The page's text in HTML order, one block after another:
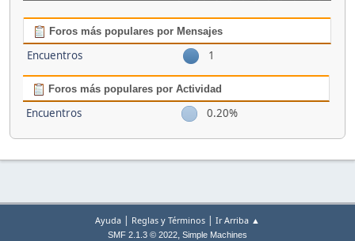
Foros más populares por Mensajes
Encuentros 1
Foros más populares por Actividad
Encuentros 0.20%
Ayuda | Reglas y Términos | Ir Arriba ▲
SMF 2.1.3 © 2022, Simple Machines